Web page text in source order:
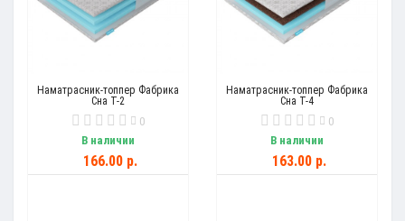
Наматрасник-топпер Фабрика
Сна Т-2
0
В наличии
166.00 р.
Наматрасник-топпер Фабрика
Сна Т-4
0
В наличии
163.00 р.